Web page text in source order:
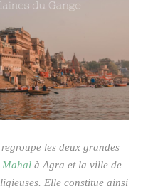
les deux grandes
Mahal à Agra et la ville de
Elle constitue ainsi